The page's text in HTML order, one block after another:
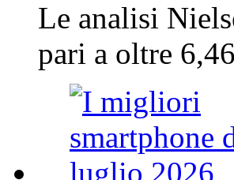
Le analisi
pari a oltre